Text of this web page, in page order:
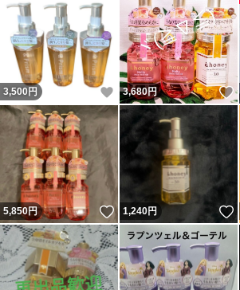
3,500 円 いいね！
3,680円
5,850円 いいね！
1,240円